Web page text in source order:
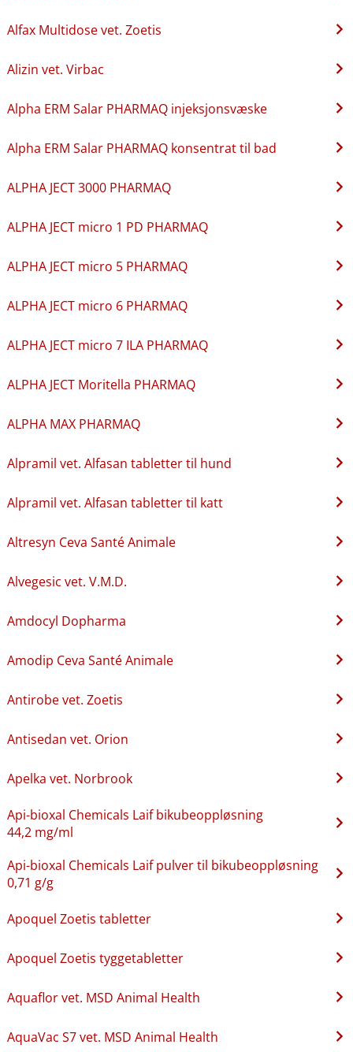
Alfax Multidose vet. Zoetis
Alizin vet. Virbac
Alpha ERM Salar PHARMAQ injeksjonsvæske
Alpha ERM Salar PHARMAQ konsentrat til bad
ALPHA JECT 3000 PHARMAQ
ALPHA JECT micro 1 PD PHARMAQ
ALPHA JECT micro 5 PHARMAQ
ALPHA JECT micro 6 PHARMAQ
ALPHA JECT micro 7 ILA PHARMAQ
ALPHA JECT Moritella PHARMAQ
ALPHA MAX PHARMAQ
Alpramil vet. Alfasan tabletter til hund
Alpramil vet. Alfasan tabletter til katt
Altresyn Ceva Santé Animale
Alvegesic vet. V.M.D.
Amdocyl Dopharma
Amodip Ceva Santé Animale
Antirobe vet. Zoetis
Antisedan vet. Orion
Apelka vet. Norbrook
Api-bioxal Chemicals Laif bikubeoppløsning
44,2 mg/ml
Api-bioxal Chemicals Laif pulver til bikubeoppløsning
0,71 g/g
Apoquel Zoetis tabletter
Apoquel Zoetis tyggetabletter
Aquaflor vet. MSD Animal Health
AquaVac S7 vet. MSD Animal Health